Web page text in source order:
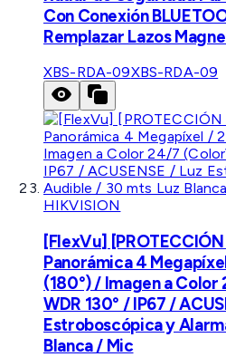
Con Conexión
Remplazar Lazos
XBS-RDA-09XBS-RDA-09
HIKVISION
[FlexVu]
Panorámica 4
(180°) / Imagen a
WDR 130° / IP67 /
Estroboscópica y
Blanca / Mic